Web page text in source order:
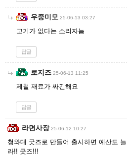
우중미모 25-06-13 03:27
고기가 없다는 소리자늠
답글
로지즈 25-06-13 11:25
제철 재료가 싸긴해요
답글
라면사장 25-06-12 10:27
청와대 굿즈로 만들어 출시하면 예산도
라!! 굿즈!!!